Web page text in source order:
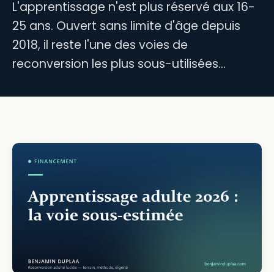
L'apprentissage n'est plus réservé aux 16-
25 ans. Ouvert sans limite d'âge depuis
2018, il reste l'une des voies de
reconversion les plus sous-utilisées…